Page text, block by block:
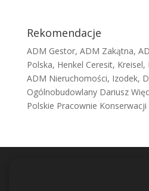
Rekomendacje
ADM Gestor, ADM Zakątna,
Polska, Henkel Ceresit,
ADM Nieruchomości, Izodek,
Ogólnobudowlany Dariusz
Polskie Pracownie